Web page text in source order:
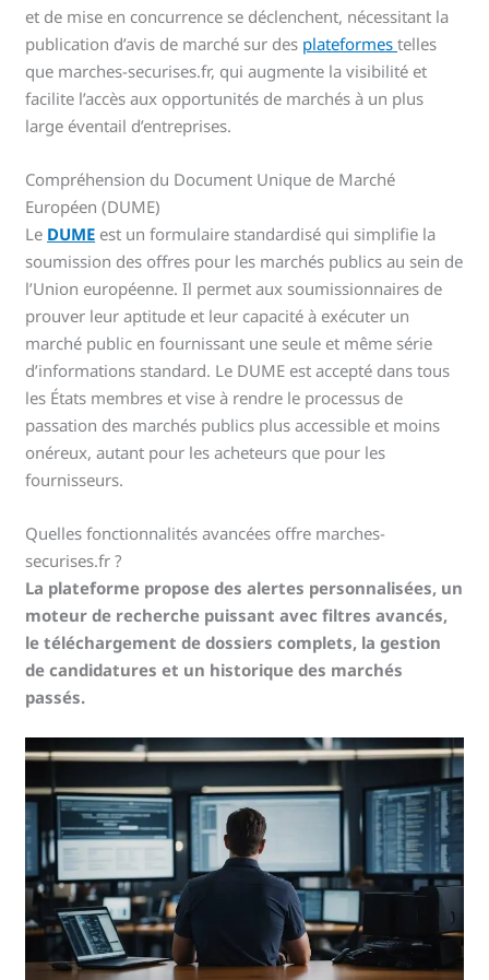
et de mise en concurrence se déclenchent, nécessitant la
publication d’avis de marché sur des plateformestelles
que marches-securises.fr, qui augmente la visibilité et
facilite l’accès aux opportunités de marchés à un plus
large éventail d’entreprises.
Compréhension du Document Unique de Marché
Européen (DUME)
Le DUME est un formulaire standardisé qui simplifie la
soumission des offres pour les marchés publics au sein de
l’Union européenne. Il permet aux soumissionnaires de
prouver leur aptitude et leur capacité à exécuter un
marché public en fournissant une seule et même série
d’informations standard. Le DUME est accepté dans tous
les États membres et vise à rendre le processus de
passation des marchés publics plus accessible et moins
onéreux, autant pour les acheteurs que pour les
fournisseurs.
Quelles fonctionnalités avancées offre marches-
securises.fr ?
La plateforme propose des alertes personnalisées, un
moteur de recherche puissant avec filtres avancés,
le téléchargement de dossiers complets, la gestion
de candidatures et un historique des marchés
passés.